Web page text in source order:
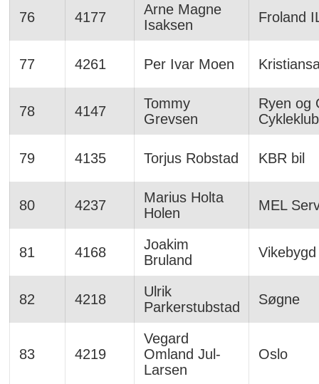
76 4177
Arne Magne
Isaksen
Froland
77 4261 Per Ivar Moen
78 4147
Tommy
Grevsen
Ryen og
79 4135 Torjus Robstad KBR bil
80 4237
Marius Holta
Holen
MEL
81 4168
Joakim
Bruland
82 4218
Ulrik
Parkerstubstad
Søgne
83 4219
Vegard
Omland Jul-
Larsen
Oslo